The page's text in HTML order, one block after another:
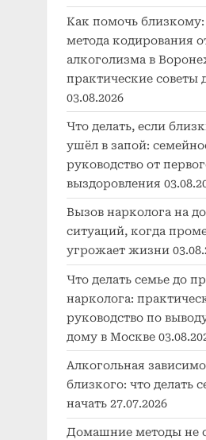
Как помочь
метода кодирования
алкоголизма в
практические советы
03.08.2026
Что делать, если
ушёл в запой:
руководство от
выздоровления
Вызов нарколога на
ситуаций, когда
угрожает жизни
Что делать семье до
нарколога:
руководство по
дому в Москве
Алкогольная
близкого: что делать
начать 27.07.2026
Домашние методы не